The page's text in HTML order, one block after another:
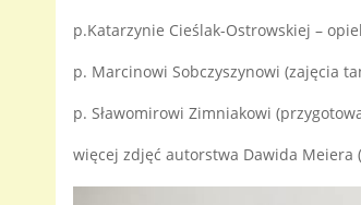
p.Katarzynie Cieślak-Ostrowskiej –
p. Marcinowi Sobczyszynowi (zajęcia
p. Sławomirowi Zimniakowi
więcej zdjęć autorstwa Dawida Meiera